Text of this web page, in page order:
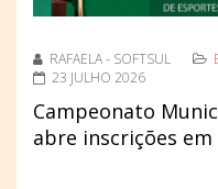
RAFAELA - SOFTSUL
23 JULHO 2026
Campeonato
abre inscrições